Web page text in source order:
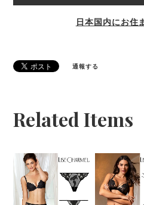
日本国内にお住
通報する
Related Items